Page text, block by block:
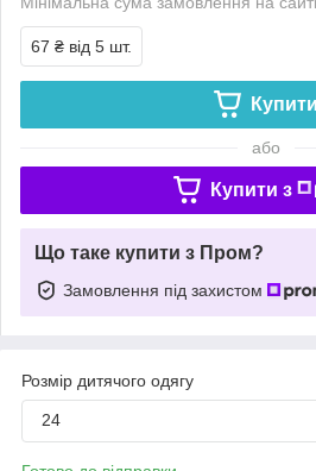
67 ₴ від 5 шт.
Купити
або
Купити з
Що таке купити з Пром?
Замовлення під захистом
Розмір дитячого одягу
24